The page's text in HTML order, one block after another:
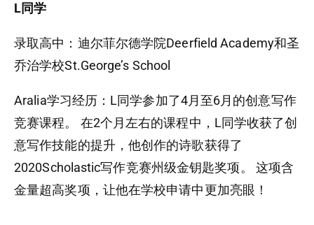
L同学
录取高中：迪尔菲尔德学院Deerfield Academy和圣
乔治学校St.George’s School
Aralia学习经历：L同学参加了4月至6月的创意写作
竞赛课程。 在2个月左右的课程中，L同学收获了创
意写作技能的提升，他创作的诗歌获得了
2020Scholastic写作竞赛州级金钥匙奖项。 这项含
金量超高奖项，让他在学校申请中更加亮眼！